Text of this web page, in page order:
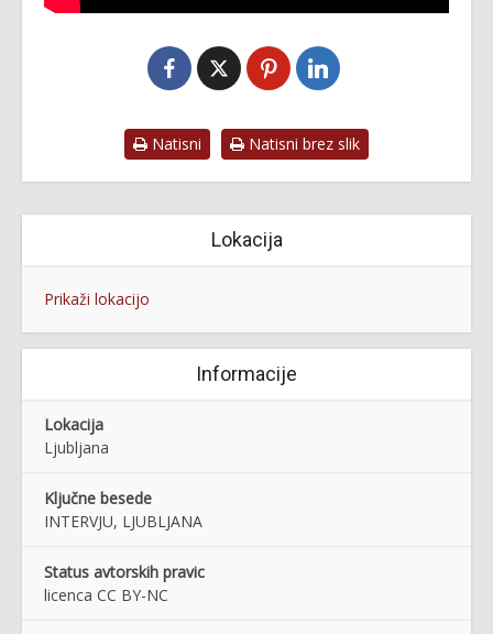
Natisni Natisni brez slik
Lokacija
Prikaži lokacijo
Informacije
Lokacija
Ljubljana
Ključne besede
INTERVJU, LJUBLJANA
Status avtorskih pravic
licenca CC BY-NC